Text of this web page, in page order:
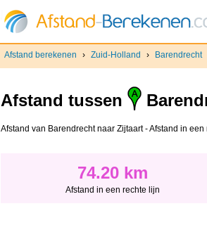
Afstand berekenen › Zuid-Holland › Barendrecht
Afstand tussen
Afstand van Barendrecht naar Zijtaart - Afstand in
74.20 km
Afstand in een rechte lijn